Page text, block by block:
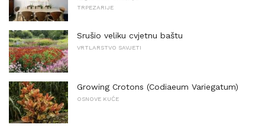
TRPEZARIJE
Srušio veliku cvjetnu baštu
VRTLARSTVO SAVJETI
Growing Crotons (Codiaeum Variegatum)
OSNOVE KUĆE